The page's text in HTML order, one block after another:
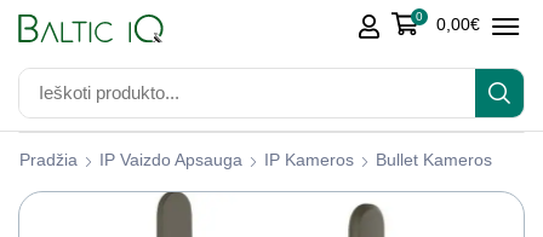
0 0,00€
Pradžia IP Vaizdo Apsauga IP Kameros Bullet Kameros